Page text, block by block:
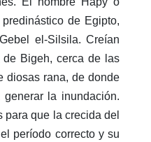
de Egipto,
el-Silsila. Creían
Bigeh, cerca de las
diosas rana, de donde
la inundación.
para que la crecida del
período correcto y su